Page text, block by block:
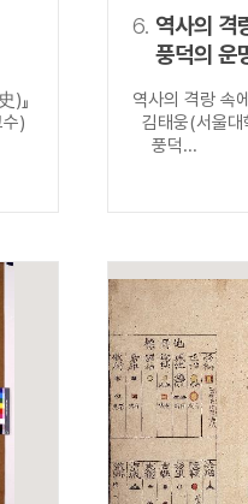
)』
)
6. 역사의 격
풍덕의 운
역사의 격랑 속
김태웅(서울
풍덕...